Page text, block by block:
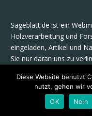
Sageblatt.de ist ein
Holzverarbeitung und
eingeladen, Artikel und
Sie nur daran uns zu
Kontaktiere uns :
Diese Website benutzt
nutzt, gehen wir
OK
Nein